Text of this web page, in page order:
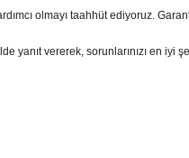
olmayı taahhüt ediyoruz.
vererek, sorunlarınızı en iyi